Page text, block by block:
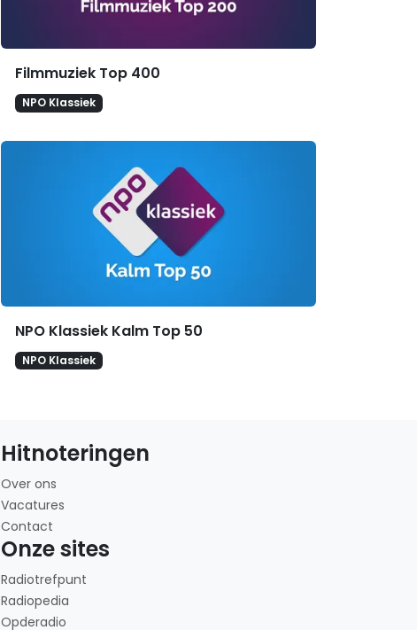
Filmmuziek Top 400
NPO Klassiek
NPO Klassiek Kalm Top 50
NPO Klassiek
Hitnoteringen
Over ons
Vacatures
Contact
Onze sites
Radiotrefpunt
Radiopedia
Opderadio